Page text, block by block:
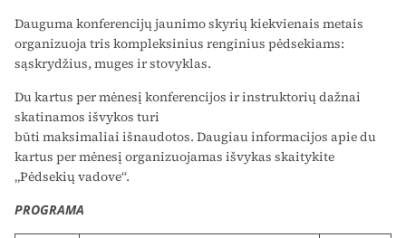
Dauguma konferencijų jaunimo skyrių kiekvienais metais
organizuoja tris kompleksinius renginius pėdsekiams:
sąskrydžius, muges ir stovyklas.
Du kartus per mėnesį konferencijos ir instruktorių dažnai
skatinamos išvykos turi
būti maksimaliai išnaudotos. Daugiau informacijos apie du
kartus per mėnesį organizuojamas išvykas skaitykite
„Pėdsekių vadove“.
PROGRAMA